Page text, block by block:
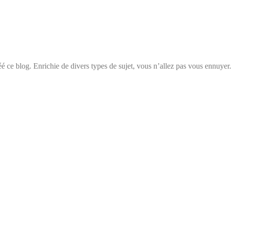
ce blog. Enrichie de divers types de sujet, vous n’allez pas vous ennuyer.